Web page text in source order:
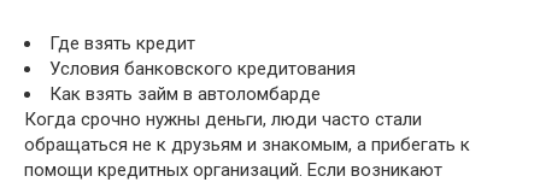
Где взять кредит
Условия банковского кредитования
Как взять займ в автоломбарде
Когда срочно нужны деньги, люди часто стали
обращаться не к друзьям и знакомым, а прибегать к
помощи кредитных организаций. Если возникают